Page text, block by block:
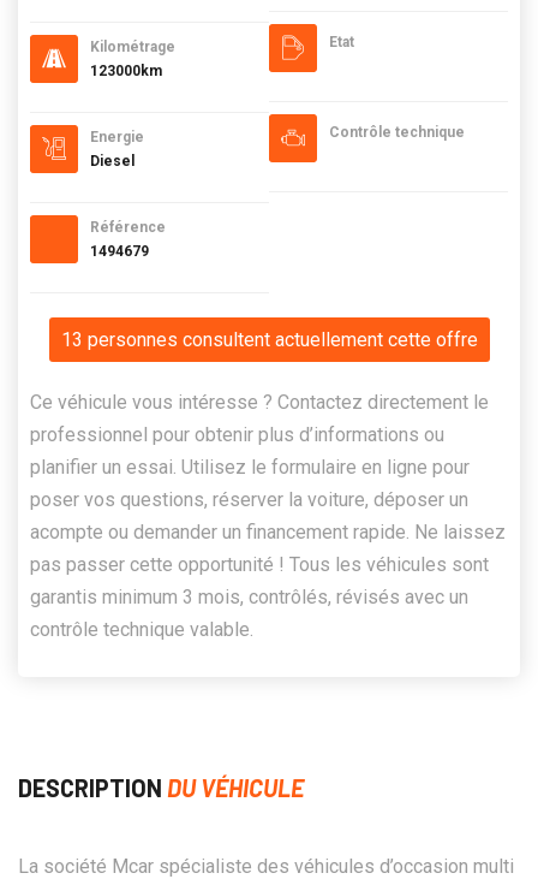
Kilométrage
123000km
Energie
Diesel
Référence
1494679
Etat
Contrôle technique
13 personnes consultent actuellement cette offre
Ce véhicule vous intéresse ? Contactez directement le
professionnel pour obtenir plus d’informations ou
planifier un essai. Utilisez le formulaire en ligne pour
poser vos questions, réserver la voiture, déposer un
acompte ou demander un financement rapide. Ne laissez
pas passer cette opportunité ! Tous les véhicules sont
garantis minimum 3 mois, contrôlés, révisés avec un
contrôle technique valable.
DESCRIPTION DU VÉHICULE
La société Mcar spécialiste des véhicules d’occasion multi